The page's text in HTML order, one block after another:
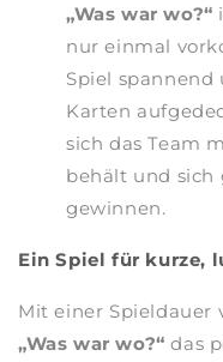
„Was war wo?“
nur einmal
Spiel
Karten
sich das Team
behält und sich
gewinnen.
Ein Spiel für kurze,
Mit einer Spieldauer
„Was war wo?“ das